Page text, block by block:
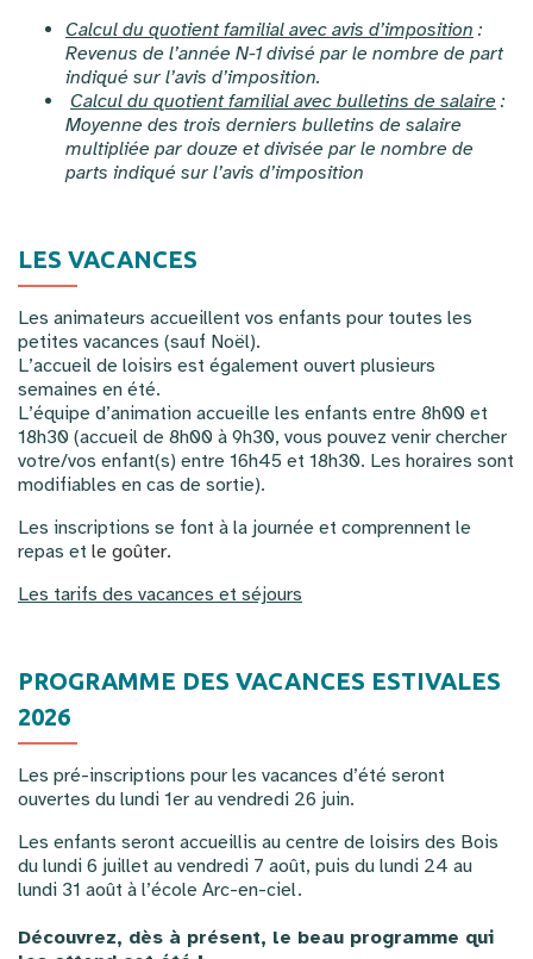
Calcul du quotient familial avec avis d’imposition :
Revenus de l’année N-1 divisé par le nombre de part
indiqué sur l’avis d’imposition.
Calcul du quotient familial avec bulletins de salaire :
Moyenne des trois derniers bulletins de salaire
multipliée par douze et divisée par le nombre de
parts indiqué sur l’avis d’imposition
LES VACANCES
Les animateurs accueillent vos enfants pour toutes les
petites vacances (sauf Noël).
L’accueil de loisirs est également ouvert plusieurs
semaines en été.
L’équipe d’animation accueille les enfants entre 8h00 et
18h30 (accueil de 8h00 à 9h30, vous pouvez venir chercher
votre/vos enfant(s) entre 16h45 et 18h30. Les horaires sont
modifiables en cas de sortie).
Les inscriptions se font à la journée et comprennent le
repas et le goûter.
Les tarifs des vacances et séjours
PROGRAMME DES VACANCES ESTIVALES
2026
Les pré-inscriptions pour les vacances d’été seront
ouvertes du lundi 1er au vendredi 26 juin.
Les enfants seront accueillis au centre de loisirs des Bois
du lundi 6 juillet au vendredi 7 août, puis du lundi 24 au
lundi 31 août à l’école Arc-en-ciel.
Découvrez, dès à présent, le beau programme qui